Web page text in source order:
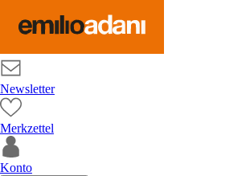
Newsletter
Merkzettel
Konto